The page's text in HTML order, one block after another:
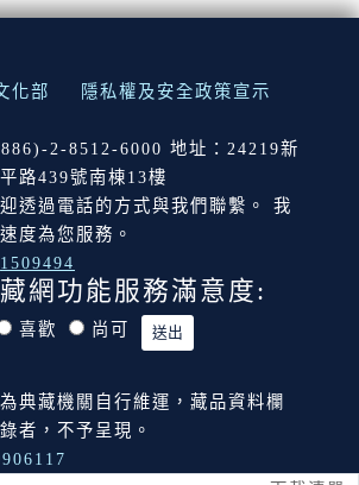
化部
隱私權及安全政策宣示
2-8512-6000 地址：24219新
路439號南棟13樓
透過電話的方式與我們聯繫。 我
度為您服務。
1509494
網功能服務滿意度:
喜歡 尚可
典藏機關自行維運，藏品資料欄
者，不予呈現。